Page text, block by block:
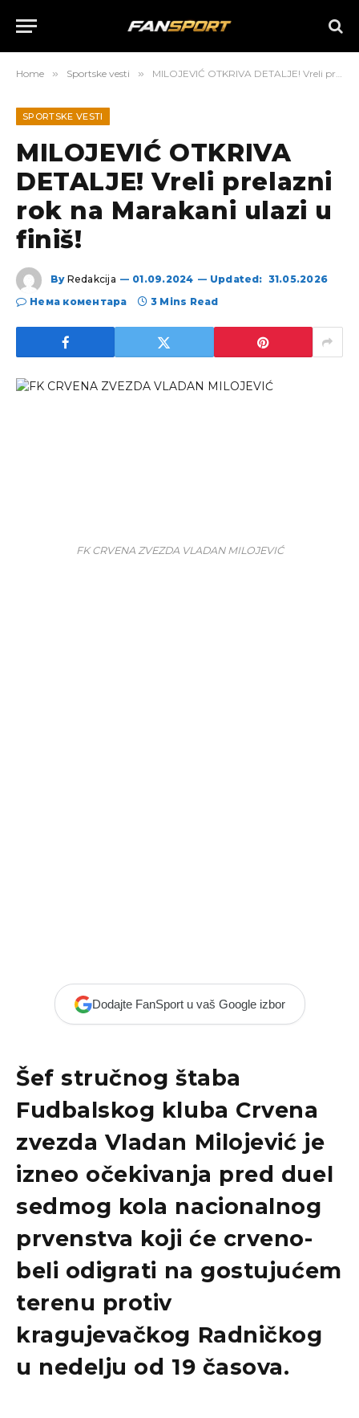
Home » Sportske vesti » MILOJEVIĆ OTKRIVA DETALJE! Vreli prelazni rok na Marakani ulazi u finiš!
SPORTSKE VESTI
MILOJEVIĆ OTKRIVA
DETALJE! Vreli prelazni
rok na Marakani ulazi u
finiš!
By Redakcija 01.09.2024 Updated: 31.05.2026
Нема коментара
3 Mins Read
FK CRVENA ZVEZDA VLADAN MILOJEVIĆ
Dodajte FanSport u vaš Google izbor
Šef stručnog štaba
Fudbalskog kluba Crvena
zvezda Vladan Milojević je
izneo očekivanja pred duel
sedmog kola nacionalnog
prvenstva koji će crveno-
beli odigrati na gostujućem
terenu protiv
kragujevačkog Radničkog
u nedelju od 19 časova.